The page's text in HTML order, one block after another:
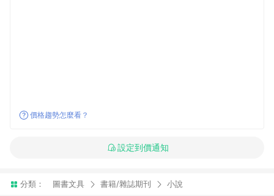
價格趨勢怎麼看？
設定到價通知
分類： 圖書文具 書籍/雜誌期刊 小說